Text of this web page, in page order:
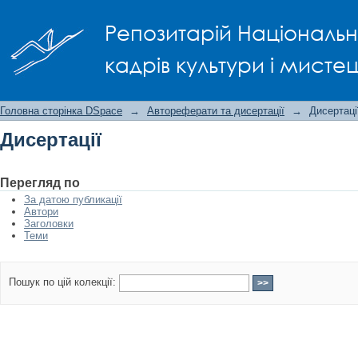
Репозитарій
кадрів культури і
Головна сторінка DSpace → Автореферати та дисертації →
Дисертації
Перегляд по
За датою публикації
Автори
Заголовки
Теми
Пошук по цій колекції: